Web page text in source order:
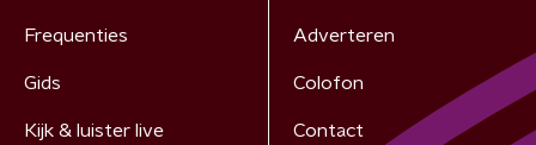
Frequenties
Gids
Kijk & luister live
Adverteren
Colofon
Contact